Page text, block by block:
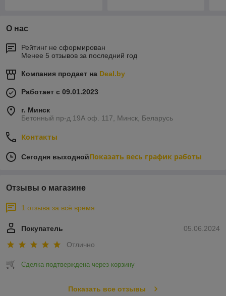
О нас
Рейтинг не сформирован
Менее 5 отзывов за последний год
Компания продает на Deal.by
Работает с 09.01.2023
г. Минск
Бетонный пр-д 19А оф. 117, Минск, Беларусь
Контакты
Сегодня выходнойПоказать весь график работы
Отзывы о магазине
1 отзыва за всё время
05.06.2024
Покупатель
Отлично
Сделка подтверждена через корзину
Показать все отзывы